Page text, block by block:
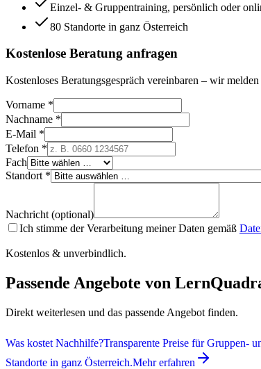
Einzel- & Gruppentraining, persönlich oder
80 Standorte in ganz Österreich
Kostenlose Beratung anfragen
Kostenloses Beratungsgespräch vereinbaren – wir
Vorname *
Nachname *
E-Mail *
Telefon *
Fach
Standort *
Nachricht (optional)
Ich stimme der Verarbeitung meiner Daten gemäß
Kostenlos & unverbindlich.
Passende Angebote von
Direkt weiterlesen und das passende Angebot finden.
Was kostet Nachhilfe?Transparente Preise für Gruppen-
Standorte in ganz Österreich.Mehr erfahren